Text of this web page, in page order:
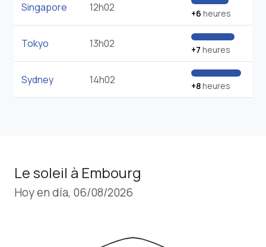
Singapore 12h02 +6 heures
Tokyo 13h02 +7 heures
Sydney 14h02 +8heures
Le soleil à Embourg
Hoy en día, 06/08/2026